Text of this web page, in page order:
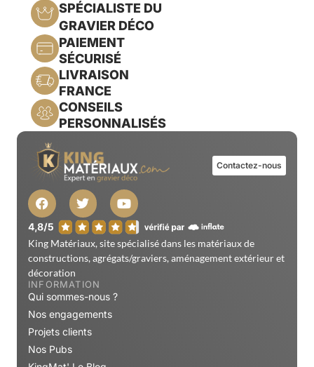
SPÉCIALISTE DU
GRAVIER DÉCO
PAIEMENT
SÉCURISÉ
LIVRAISON
FRANCE
CONSEILS
PERSONNALISÉS
Contactez-nous
King Matériaux, site spécialisé dans les matériaux de
constructions, agrégats/graviers, aménagement extérieur et
décoration
INFORMATION
Qui sommes-nous ?
Nos engagements
Projets clients
Nos Pubs